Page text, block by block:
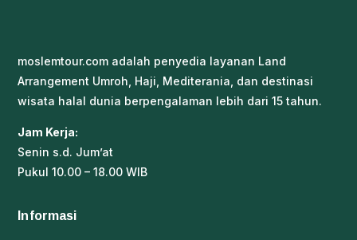
moslemtour.com adalah penyedia layanan Land
Arrangement Umroh, Haji, Mediterania, dan destinasi
wisata halal dunia berpengalaman lebih dari 15 tahun.
Jam Kerja:
Senin s.d. Jum’at
Pukul 10.00 – 18.00 WIB
Informasi